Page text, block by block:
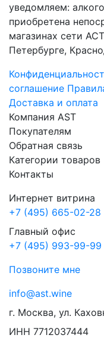
уведомляем:
приобретена
магазинах сети
Петербурге,
соглашение
Доставка и оплата
Компания AST
Покупателям
Обратная связь
Категории товаров
Контакты
Интернет витрина
+7 (495) 665-02-28
Главный офис
+7 (495) 993-99-99
Позвоните мне
info@ast.wine
г. Москва, ул.
ИНН 7712037444